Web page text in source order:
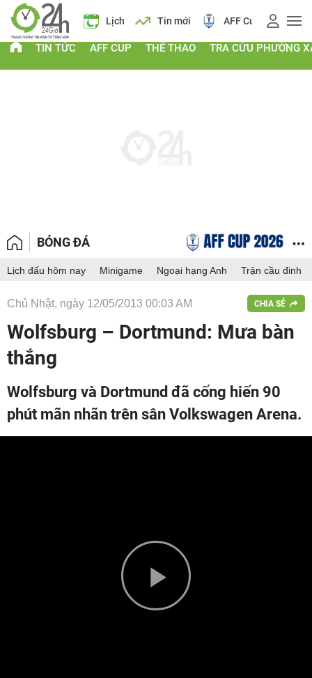
Giá vàng Lịch Tin mới AFF Cup Điểm
TIN TỨC AFF CUP THỂ THAO TRA CỨU PHƯỜNG
BÓNG ĐÁ
Lịch đấu hôm nay Minigame Ngoại hạng Anh Trận cầu đinh
Chủ Nhật, ngày 12/05/2013 00:03 AM CHIA SẺ
Wolfsburg – Dortmund: Mưa bàn
thắng
Wolfsburg và Dortmund đã cống hiến 90
phút mãn nhãn trên sân Volkswagen Arena.
Play